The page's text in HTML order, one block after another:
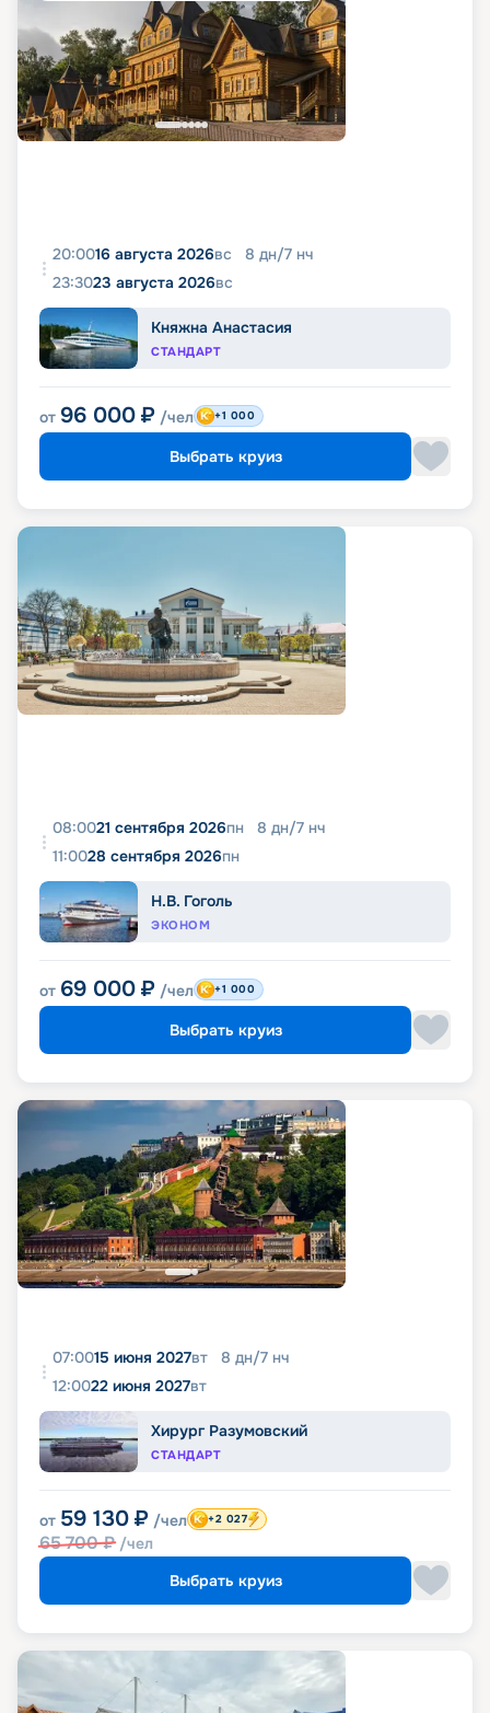
20:0016 августа 2026вс 8 дн/7 нч
23:3023 августа 2026вс
Княжна Анастасия
СТАНДАРТ
от 96 000 ₽ /чел +1 000
Выбрать круиз
08:0021 сентября 2026пн 8 дн/7 нч
11:0028 сентября 2026пн
Н.В. Гоголь
ЭКОНОМ
от 69 000 ₽ /чел +1 000
Выбрать круиз
07:0015 июня 2027вт 8 дн/7 нч
12:0022 июня 2027вт
Хирург Разумовский
СТАНДАРТ
от 59 130 ₽ /чел
65 700₽ /чел
+2 027
Выбрать круиз